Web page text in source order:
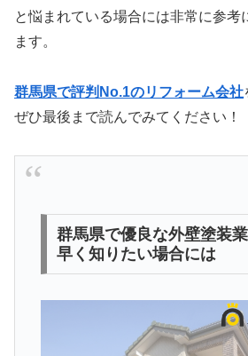
と悩まれている場合には非常に参考
ます。
群馬県で評判No.1のリフォーム会社
ぜひ最後まで読んでみてください！
群馬県で優良な外壁塗装
早く知りたい場合には